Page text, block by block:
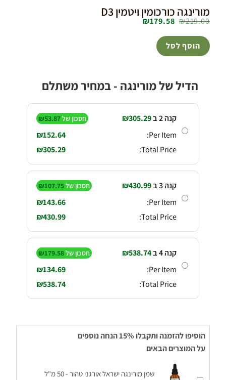
מורינגה כורכומין ויטמין D3
₪219.00
₪179.58
הוסיפו להזמנה ותקבלו 15% הנחה נוספים
על המוצרים הבאים
שמן מורינגה ישראל אורגני טהור - 50 מ"ל
הדיל של מורינגה - במחיר משתלם
קנה 2 ב ₪305.29 חסכון של ₪53.87
Per Item:
₪152.64
Total Price:
₪305.29
קנה 3 ב ₪430.99 חסכון של ₪107.75
Per Item:
₪143.66
Total Price:
₪430.99
קנה 4 ב ₪538.74 חסכון של ₪179.58
Per Item:
₪134.69
Total Price:
₪538.74
הוסף לסל